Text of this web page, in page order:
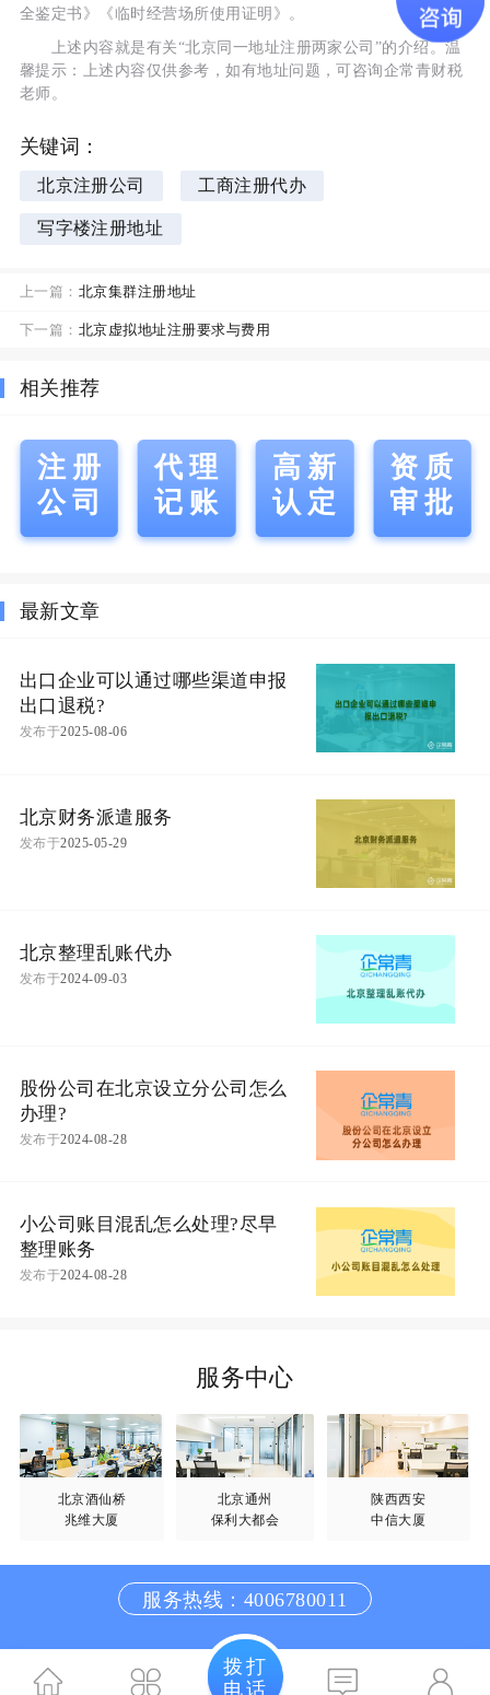
拨打
电话
全鉴定书》《临时经营场所使用证明》。
上述内容就是有关“北京同一地址注册两家公司”的介绍。温
馨提示：上述内容仅供参考，如有地址问题，可咨询企常青财税
老师。
关键词：
北京注册公司 工商注册代办
写字楼注册地址
上一篇： 北京集群注册地址
下一篇： 北京虚拟地址注册要求与费用
相关推荐
注册
公司
代理
记账
高新
认定
资质
审批
最新文章
出口企业可以通过哪些渠道申报
出口退税?
发布于2025-08-06
北京财务派遣服务
发布于2025-05-29
北京整理乱账代办
发布于2024-09-03
股份公司在北京设立分公司怎么
办理?
发布于2024-08-28
小公司账目混乱怎么处理?尽早
整理账务
发布于2024-08-28
服务中心
北京酒仙桥
兆维大厦
北京通州
保利大都会
陕西西安
中信大厦
服务热线：4006780011